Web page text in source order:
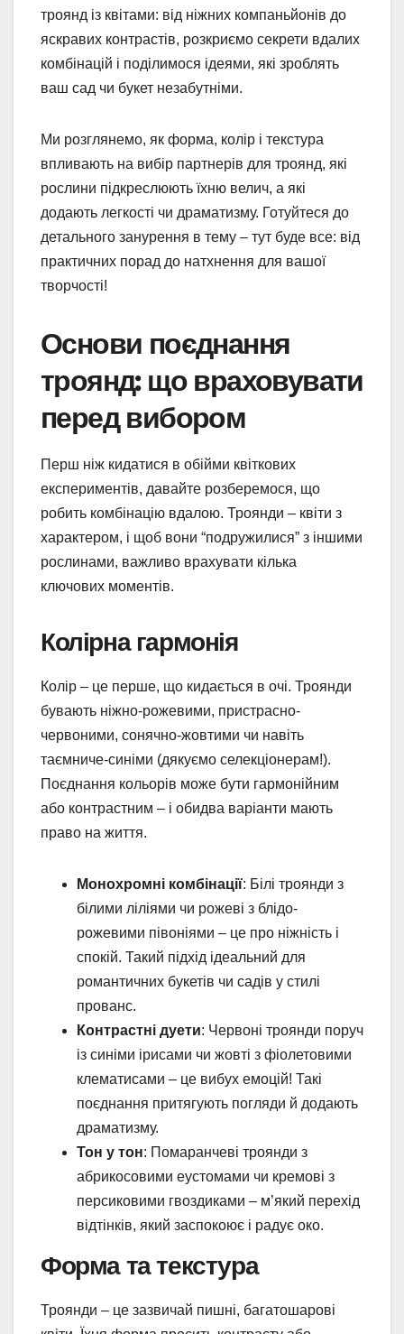
троянд із квітами: від ніжних компаньйонів до
яскравих контрастів, розкриємо секрети вдалих
комбінацій і поділимося ідеями, які зроблять
ваш сад чи букет незабутніми.
Ми розглянемо, як форма, колір і текстура
впливають на вибір партнерів для троянд, які
рослини підкреслюють їхню велич, а які
додають легкості чи драматизму. Готуйтеся до
детального занурення в тему – тут буде все: від
практичних порад до натхнення для вашої
творчості!
Основи поєднання
троянд: що враховувати
перед вибором
Перш ніж кидатися в обійми квіткових
експериментів, давайте розберемося, що
робить комбінацію вдалою. Троянди – квіти з
характером, і щоб вони “подружилися” з іншими
рослинами, важливо врахувати кілька
ключових моментів.
Колірна гармонія
Колір – це перше, що кидається в очі. Троянди
бувають ніжно-рожевими, пристрасно-
червоними, сонячно-жовтими чи навіть
таємниче-синіми (дякуємо селекціонерам!).
Поєднання кольорів може бути гармонійним
або контрастним – і обидва варіанти мають
право на життя.
Монохромні комбінації: Білі троянди з
білими ліліями чи рожеві з блідо-
рожевими півоніями – це про ніжність і
спокій. Такий підхід ідеальний для
романтичних букетів чи садів у стилі
прованс.
Контрастні дуети: Червоні троянди поруч
із синіми ірисами чи жовті з фіолетовими
клематисами – це вибух емоцій! Такі
поєднання притягують погляди й додають
драматизму.
Тон у тон: Помаранчеві троянди з
абрикосовими еустомами чи кремові з
персиковими гвоздиками – м’який перехід
відтінків, який заспокоює і радує око.
Форма та текстура
Троянди – це зазвичай пишні, багатошарові